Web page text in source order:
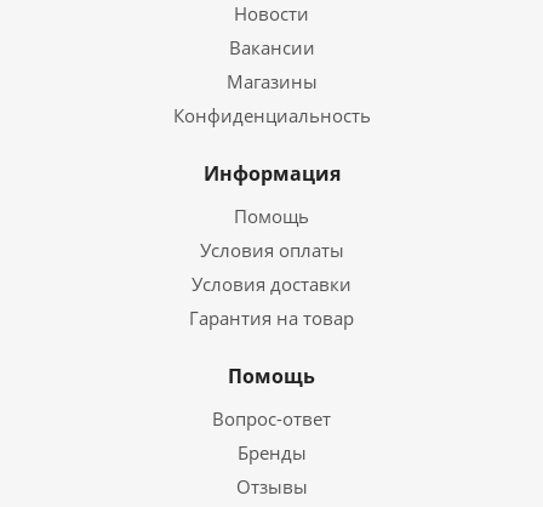
Новости
Вакансии
Магазины
Конфиденциальность
Информация
Помощь
Условия оплаты
Условия доставки
Гарантия на товар
Помощь
Вопрос-ответ
Бренды
Отзывы